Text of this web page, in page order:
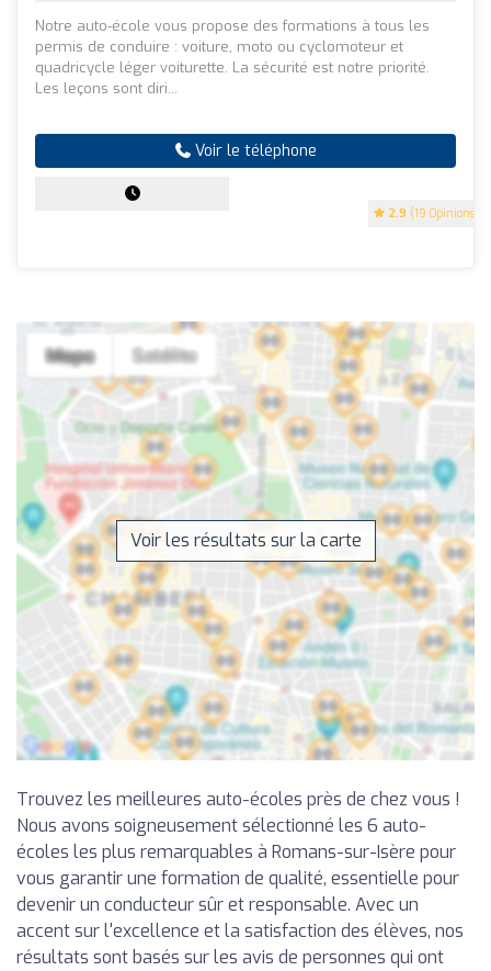
2.9 (19 Opinions)
Notre auto-école vous propose des formations à tous les
permis de conduire : voiture, moto ou cyclomoteur et
quadricycle léger voiturette. La sécurité est notre priorité.
Les leçons sont diri...
Voir le téléphone
Voir les résultats sur la carte
Trouvez les meilleures auto-écoles près de chez vous !
Nous avons soigneusement sélectionné les 6 auto-
écoles les plus remarquables à Romans-sur-Isère pour
vous garantir une formation de qualité, essentielle pour
devenir un conducteur sûr et responsable. Avec un
accent sur l'excellence et la satisfaction des élèves, nos
résultats sont basés sur les avis de personnes qui ont